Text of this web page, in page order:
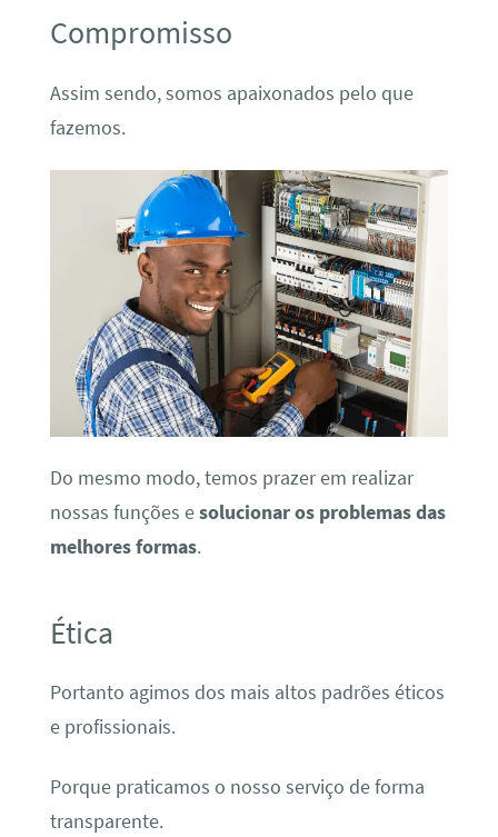
Compromisso
Assim sendo, somos apaixonados pelo que
fazemos.
Do mesmo modo, temos prazer em realizar
nossas funções esolucionar os problemas das
melhores formas.
Ética
Portanto agimos dos mais altos padrões éticos
e profissionais.
Porque praticamos o nosso serviço de forma
transparente.